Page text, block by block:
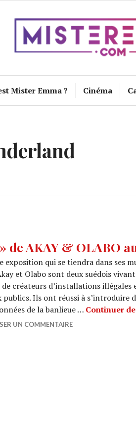
Mister Emma ? Cinéma
de AKAY & OLABO
qui se tiendra dans ses
et Olabo sont deux suédois
créateurs d’installations illégales
Ils ont réussi à s’introduire
de la banlieue … Continuer
UN COMMENTAIRE